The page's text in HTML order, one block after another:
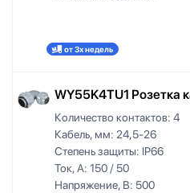
от 3х недель
WY55K4TU1 Розетка
Количество контактов: 4
Кабель, мм: 24,5-26
Степень защиты: IP66
Ток, А: 150 / 50
Напряжение, В: 500